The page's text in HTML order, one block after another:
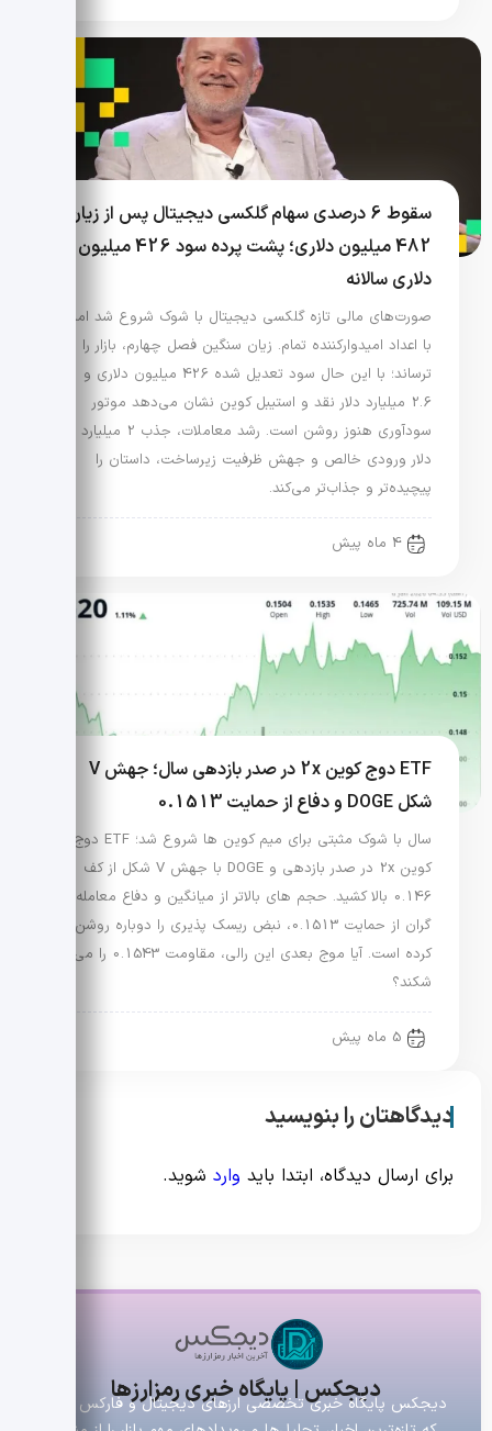
سقوط 6 درصدی سهام گلکسی دیجیتال پس از زیان
482 میلیون دلاری؛ پشت پرده سود 426 میلیون
دلاری سالانه
صورت‌های مالی تازه گلکسی دیجیتال با شوک شروع شد اما
با اعداد امیدوارکننده تمام. زیان سنگین فصل چهارم، بازار را
ترساند؛ با این حال سود تعدیل شده 426 میلیون دلاری و
2.6 میلیارد دلار نقد و استیبل کوین نشان می‌دهد موتور
سودآوری هنوز روشن است. رشد معاملات، جذب 2 میلیارد
دلار ورودی خالص و جهش ظرفیت زیرساخت، داستان را
پیچیده‌تر و جذاب‌تر می‌کند.
4 ماه پیش
ETF دوج کوین 2x در صدر بازدهی سال؛ جهش V
شکل DOGE و دفاع از حمایت 0.1513
سال با شوک مثبتی برای میم کوین ها شروع شد؛ ETF دوج
کوین 2x در صدر بازدهی و DOGE با جهش V شکل از کف
0.146 بالا کشید. حجم های بالاتر از میانگین و دفاع معامله
گران از حمایت 0.1513، نبض ریسک پذیری را دوباره روشن
کرده است. آیا موج بعدی این رالی، مقاومت 0.1543 را می
شکند؟
5 ماه پیش
دیدگاهتان را بنویسید
برای ارسال دیدگاه، ابتدا باید وارد شوید.
دیجکس | پایگاه خبری رمزارزها
دیجکس پایگاه خبری تخصصی ارزهای دیجیتال و فارکس است